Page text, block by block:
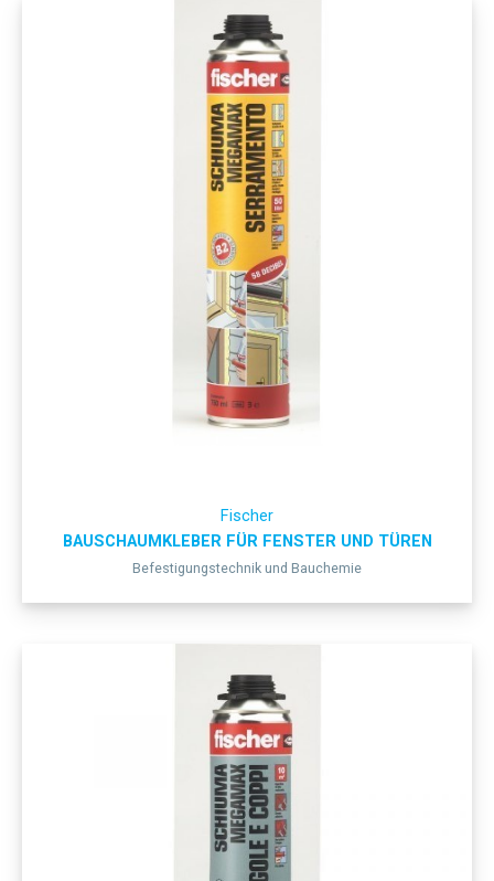
Fischer
BAUSCHAUMKLEBER FÜR FENSTER UND TÜREN
Befestigungstechnik und Bauchemie